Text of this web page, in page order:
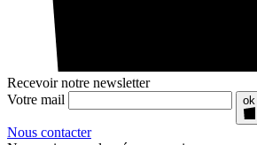
Recevoir notre newsletter
Votre mail
ok
Nous contacter